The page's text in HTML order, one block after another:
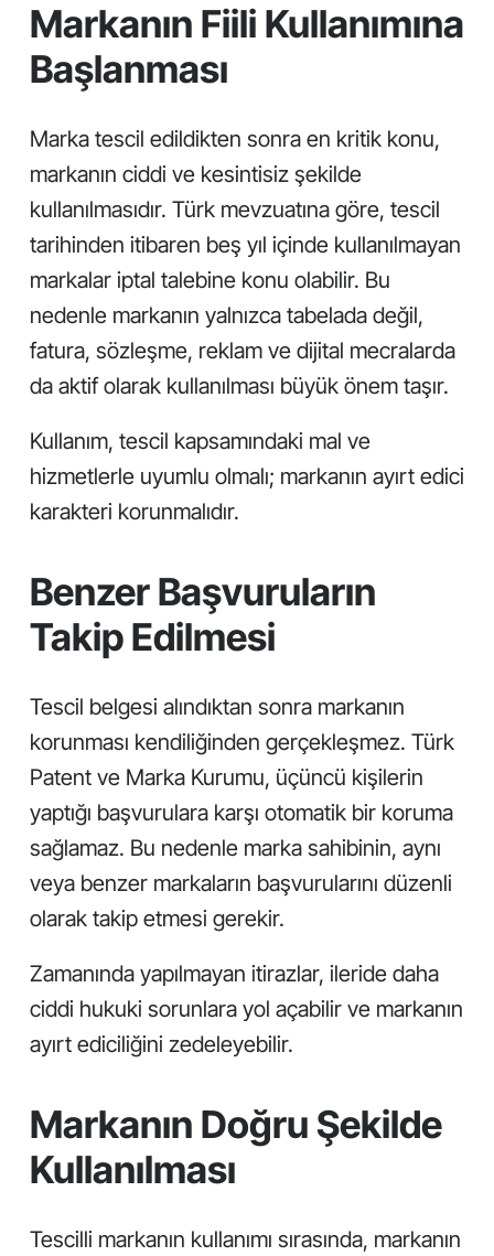
Markanın Fiili Kullanımına
Başlanması
Marka tescil edildikten sonra en kritik konu,
markanın ciddi ve kesintisiz şekilde
kullanılmasıdır. Türk mevzuatına göre, tescil
tarihinden itibaren beş yıl içinde kullanılmayan
markalar iptal talebine konu olabilir. Bu
nedenle markanın yalnızca tabelada değil,
fatura, sözleşme, reklam ve dijital mecralarda
da aktif olarak kullanılması büyük önem taşır.
Kullanım, tescil kapsamındaki mal ve
hizmetlerle uyumlu olmalı; markanın ayırt edici
karakteri korunmalıdır.
Benzer Başvuruların
Takip Edilmesi
Tescil belgesi alındıktan sonra markanın
korunması kendiliğinden gerçekleşmez. Türk
Patent ve Marka Kurumu, üçüncü kişilerin
yaptığı başvurulara karşı otomatik bir koruma
sağlamaz. Bu nedenle marka sahibinin, aynı
veya benzer markaların başvurularını düzenli
olarak takip etmesi gerekir.
Zamanında yapılmayan itirazlar, ileride daha
ciddi hukuki sorunlara yol açabilir ve markanın
ayırt ediciliğini zedeleyebilir.
Markanın Doğru Şekilde
Kullanılması
Tescilli markanın kullanımı sırasında, markanın